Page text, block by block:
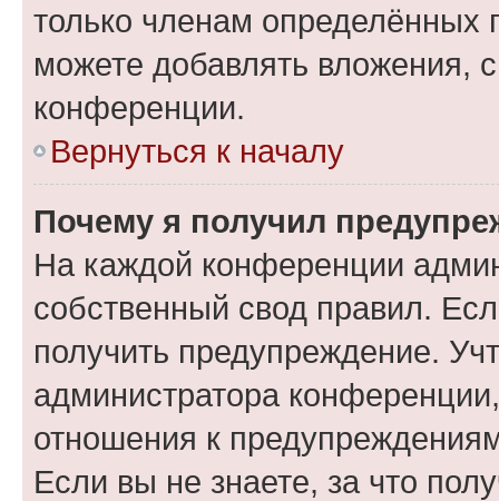
только членам определённых
можете добавлять вложения,
конференции.
Вернуться к началу
Почему я получил
На каждой конференции
собственный свод правил.
получить предупреждение.
администратора
отношения к
Если вы не знаете, за что